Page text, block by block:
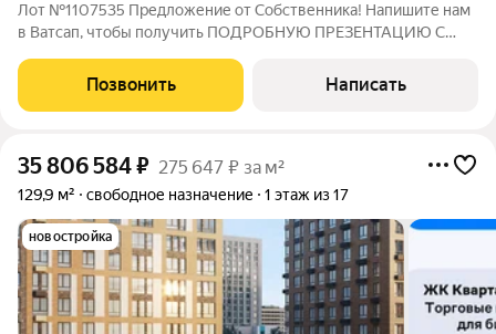
Лот №1107535 Предложение от Собственника! Напишите нам
в Ватсап, чтобы получить ПОДРОБНУЮ ПРЕЗЕНТАЦИЮ С
площади 167 квадратных метров, расположенное на первом
этаже жилого дома в жилом комплексе «Квартал
Позвонить Написать
35 806 584₽ 275 647 ₽ за м²
129,9 м² свободное назначение 1 этаж из 17
новостройка